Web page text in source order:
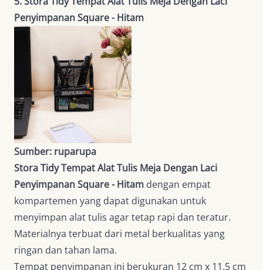
Penyimpanan Square - Hitam
Sumber: ruparupa
Stora Tidy Tempat Alat Tulis Meja Dengan Laci
Penyimpanan Square - Hitam dengan empat
kompartemen yang dapat digunakan untuk
menyimpan alat tulis agar tetap rapi dan teratur.
Materialnya terbuat dari metal berkualitas yang
ringan dan tahan lama.
Tempat penyimpanan ini berukuran 12 cm x 11.5 cm